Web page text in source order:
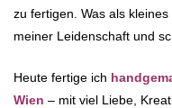
zu fertigen. Was als
meiner Leidenschaft und
Heute fertige ich
Wien – mit viel Liebe,